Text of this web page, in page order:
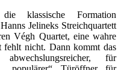
klassische Formation
Jelineks Streichquartett
Végh Quartet, eine wahre
fehlt nicht. Dann kommt das
für